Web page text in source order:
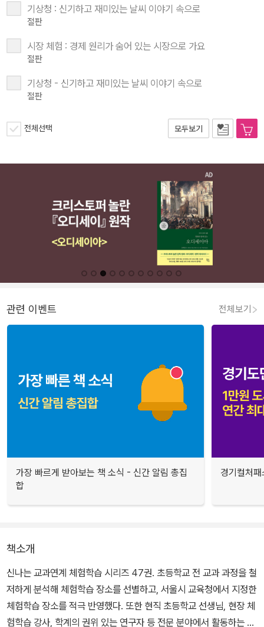
기상청 : 신기하고 재미있는 날씨 이야기 속으로
절판
시장 체험 : 경제 원리가 숨어 있는 시장으로 가요
절판
기상청 - 신기하고 재미있는 날씨 이야기 속으로
절판
전체선택 모두보기
관련 이벤트 전체보기
가장 빠르게 받아보는 책 소식 - 신간 알림 총집
합
경기컬처
책소개
신나는 교과연계 체험학습 시리즈 47권. 초등학교 전 교과 과정을 철
저하게 분석해 체험학습 장소를 선별하고, 서울시 교육청에서 지정한
체험학습 장소를 적극 반영했다. 또한 현직 초등학교 선생님, 현장 체
험학습 강사, 학계의 권위 있는 연구자 등 전문 분야에서 활동하는 전